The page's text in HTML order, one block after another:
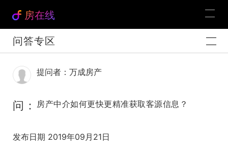
房在线
问答专区
提问者：万成房产
问： 房产中介如何更快更精准获取客源信息？
发布日期 2019年09月21日